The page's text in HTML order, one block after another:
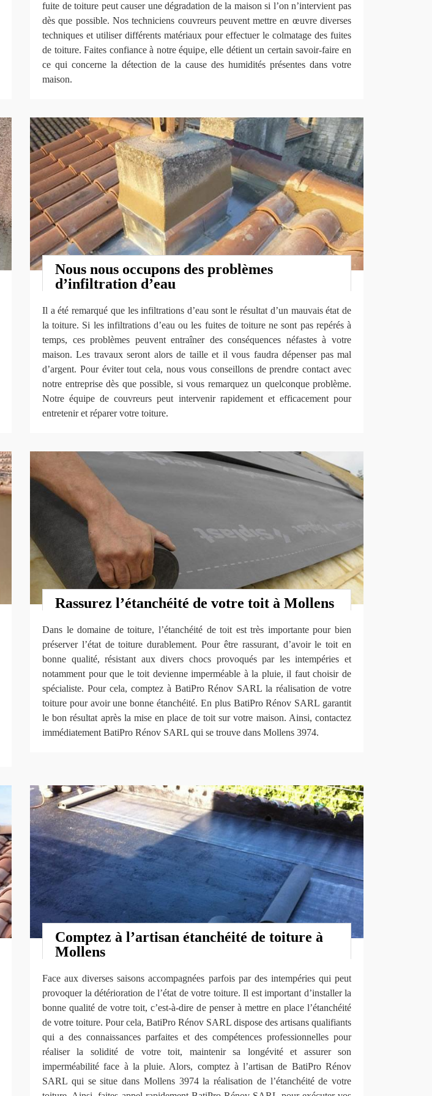
fuite de toiture peut causer une dégradation de la maison si l’on n’intervient pas
dès que possible. Nos techniciens couvreurs peuvent mettre en œuvre diverses
techniques et utiliser différents matériaux pour effectuer le colmatage des fuites
de toiture. Faites confiance à notre équipe, elle détient un certain savoir-faire en
ce qui concerne la détection de la cause des humidités présentes dans votre
maison.
Nous nous occupons des problèmes
d’infiltration d’eau
Il a été remarqué que les infiltrations d’eau sont le résultat d’un mauvais état de
la toiture. Si les infiltrations d’eau ou les fuites de toiture ne sont pas repérés à
temps, ces problèmes peuvent entraîner des conséquences néfastes à votre
maison. Les travaux seront alors de taille et il vous faudra dépenser pas mal
d’argent. Pour éviter tout cela, nous vous conseillons de prendre contact avec
notre entreprise dès que possible, si vous remarquez un quelconque problème.
Notre équipe de couvreurs peut intervenir rapidement et efficacement pour
entretenir et réparer votre toiture.
Rassurez l’étanchéité de votre toit à Mollens
Dans le domaine de toiture, l’étanchéité de toit est très importante pour bien
préserver l’état de toiture durablement. Pour être rassurant, d’avoir le toit en
bonne qualité, résistant aux divers chocs provoqués par les intempéries et
notamment pour que le toit devienne imperméable à la pluie, il faut choisir de
spécialiste. Pour cela, comptez à BatiPro Rénov SARL la réalisation de votre
toiture pour avoir une bonne étanchéité. En plus BatiPro Rénov SARL garantit
le bon résultat après la mise en place de toit sur votre maison. Ainsi, contactez
immédiatement BatiPro Rénov SARL qui se trouve dans Mollens 3974.
Comptez à l’artisan étanchéité de toiture à
Mollens
Face aux diverses saisons accompagnées parfois par des intempéries qui peut
provoquer la détérioration de l’état de votre toiture. Il est important d’installer la
bonne qualité de votre toit, c’est-à-dire de penser à mettre en place l’étanchéité
de votre toiture. Pour cela, BatiPro Rénov SARL dispose des artisans qualifiants
qui a des connaissances parfaites et des compétences professionnelles pour
réaliser la solidité de votre toit, maintenir sa longévité et assurer son
imperméabilité face à la pluie. Alors, comptez à l’artisan de BatiPro Rénov
SARL qui se situe dans Mollens 3974 la réalisation de l’étanchéité de votre